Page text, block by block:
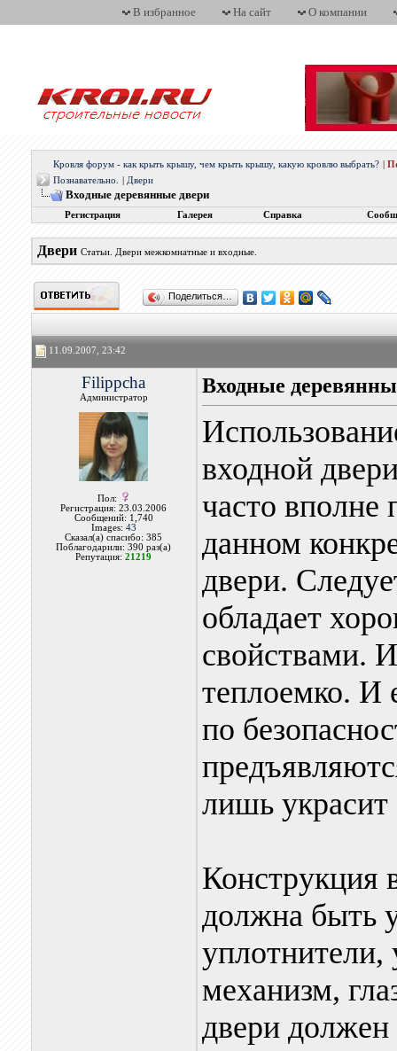
В избранное На сайт О компании
Кровля форум - как крыть крышу, чем крыть крышу, какую кровлю выбрать?
Познавательно.
Двери
Входные деревянные двери
Регистрация Галерея Справка
Двери Статьи. Двери межкомнатные и входные.
Поделиться…
11.09.2007, 23:42
Filippcha
Администратор
Пол:
Регистрация: 23.03.2006
Сообщений: 1,740
Images: 43
Сказал(а) спасибо: 385
Поблагодарили: 390 раз(а)
Репутация:21219
Входные
входной
часто вполне
данном
двери.
обладает
свойствами.
теплоемко. И
по
лишь
Конструкция
должна быть
уплотнители,
механизм,
двери